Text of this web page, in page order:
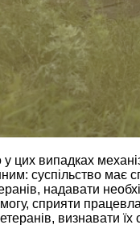
цих випадках
суспільство має
надавати
сприяти
визнавати їх